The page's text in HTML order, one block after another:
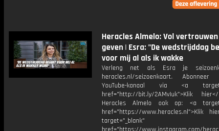
Heracles Almelo: Vol
geven | Esra: "De wedstrijddag
voor mij al als ik wakke
Verleng net als Esra je
heracles.nl/seizoenkaart.
YouTube-kanaal via <a
href="http://bit.ly/2AMvIuk">Klik
Heracles Almelo ook op: <a
href="https://www.heracles.nl">Klik
target="_blank"